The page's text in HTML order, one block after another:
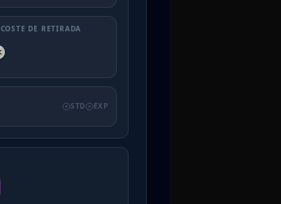
COSTE DE RETIRADA
STD EXP